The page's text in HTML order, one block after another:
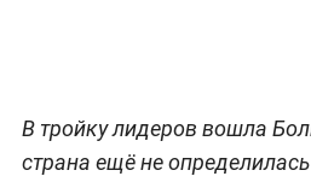
В тройку лидеров вошла
страна ещё не